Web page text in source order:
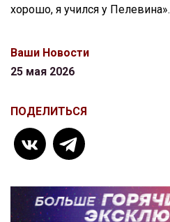
хорошо, я учился у Пелевина».
Ваши Новости
25 мая 2026
ПОДЕЛИТЬСЯ